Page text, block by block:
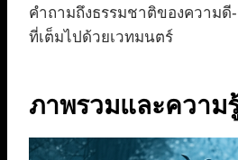
คำถามถึงธรรมชาติของความดี
ที่เต็มไปด้วยเวทมนตร์
ภาพรวมและความ